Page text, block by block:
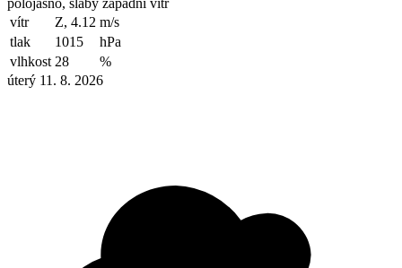
vítr
Z, 4.12 m/s
tlak
1015
hPa
vlhkost 28
%
úterý 11. 8. 2026